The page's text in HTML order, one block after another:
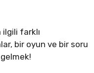
farklı
bir oyun ve bir soru